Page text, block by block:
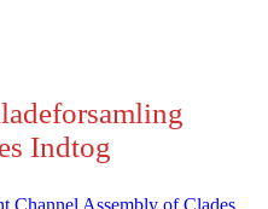
Indtog
Assembly of Clades